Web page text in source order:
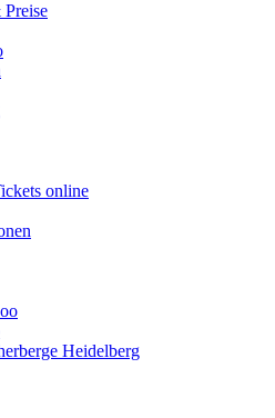
online
Heidelberg